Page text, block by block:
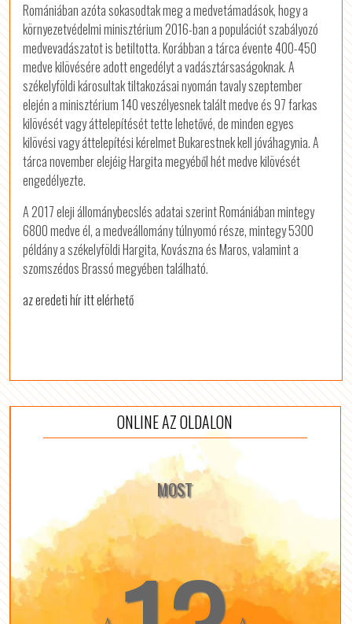
Romániában azóta sokasodtak meg a medvetámadások, hogy a
környezetvédelmi minisztérium 2016-ban a populációt szabályozó
medvevadászatot is betiltotta. Korábban a tárca évente 400-450
medve kilövésére adott engedélyt a vadásztársaságoknak. A
székelyföldi károsultak tiltakozásai nyomán tavaly szeptember
elején a minisztérium 140 veszélyesnek talált medve és 97 farkas
kilövését vagy áttelepítését tette lehetővé, de minden egyes
kilövési vagy áttelepítési kérelmet Bukarestnek kell jóváhagynia. A
tárca november elejéig Hargita megyéből hét medve kilövését
engedélyezte.
A 2017 eleji állománybecslés adatai szerint Romániában mintegy
6800 medve él, a medveállomány túlnyomó része, mintegy 5300
példány a székelyföldi Hargita, Kovászna és Maros, valamint a
szomszédos Brassó megyében található.
az eredeti hír itt elérhető
ONLINE AZ OLDALON
MOST